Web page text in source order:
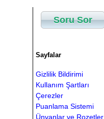
Soru Sor
Sayfalar
Gizlilik Bildirimi
Kullanım Şartları
Çerezler
Puanlama Sistemi
Ünvanlar ve Rozetler